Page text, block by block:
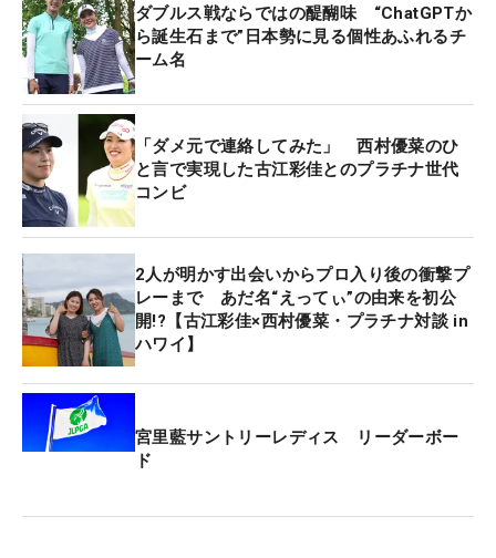
選を通過した。
畑岡奈紗＆コ・ジンヨン（韓国）ペアはトータル6
アンダー・10位タイにつけている。
吉田優利＆馬場咲希ペアはトータル1アンダー、原
英莉花＆櫻井心那ペアはトータル3オーバーで予選
落ち。ミランダ・ワン（中国）とペアを組んだ西郷
真央もトータル5オーバーで週末行きを逃した。
3日目は初日同様、1つのボールを交互に打つフォア
サム形式で行われる。
ダブルス戦ならではの醍醐味 “ChatGPTか
ら誕生石まで”日本勢に見る個性あふれるチ
ーム名
「ダメ元で連絡してみた」 西村優菜のひ
と言で実現した古江彩佳とのプラチナ世代
コンビ
2人が明かす出会いからプロ入り後の衝撃プ
レーまで あだ名“えってぃ”の由来を初公
開!?【古江彩佳×西村優菜・プラチナ対談 in
ハワイ】
宮里藍サントリーレディス リーダーボー
ド